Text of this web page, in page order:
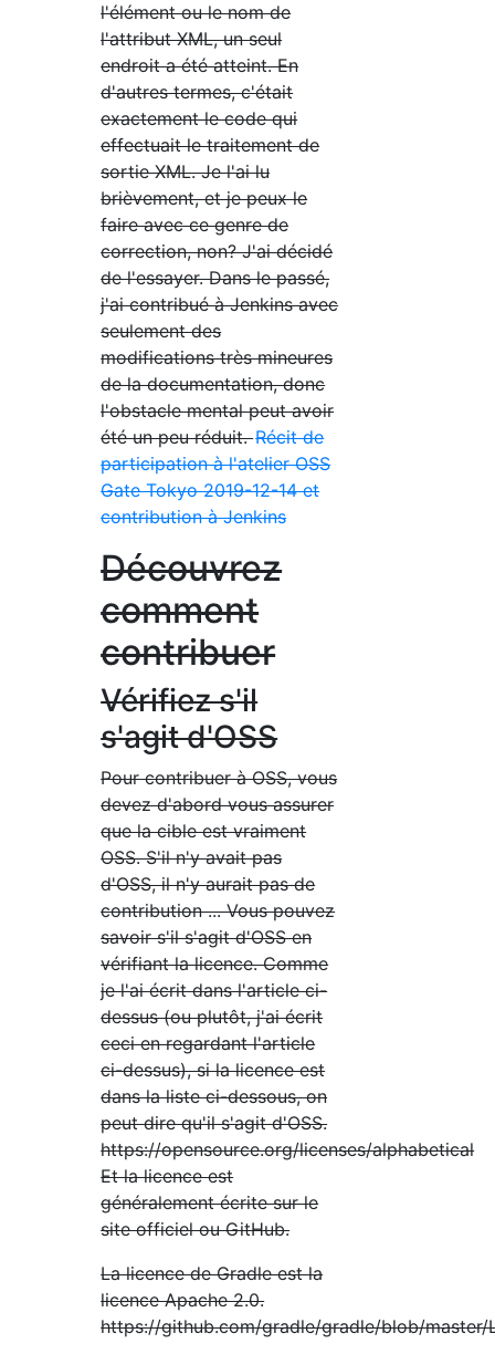
l'élément ou le nom de
l'attribut XML, un seul
endroit a été atteint. En
d'autres termes, c'était
exactement le code qui
effectuait le traitement de
sortie XML. Je l'ai lu
brièvement, et je peux le
faire avec ce genre de
correction, non? J'ai décidé
de l'essayer. Dans le passé,
j'ai contribué à Jenkins avec
seulement des
modifications très mineures
de la documentation, donc
l'obstacle mental peut avoir
été un peu réduit.Récit de
participation à l'atelier OSS
Gate Tokyo 2019-12-14 et
contribution à Jenkins
Découvrez
comment
contribuer
Vérifiez s'il
s'agit d'OSS
Pour contribuer à OSS, vous
devez d'abord vous assurer
que la cible est vraiment
OSS. S'il n'y avait pas
d'OSS, il n'y aurait pas de
contribution ... Vous pouvez
savoir s'il s'agit d'OSS en
vérifiant la licence. Comme
je l'ai écrit dans l'article ci-
dessus (ou plutôt, j'ai écrit
ceci en regardant l'article
ci-dessus), si la licence est
dans la liste ci-dessous, on
peut dire qu'il s'agit d'OSS.
https://opensource.org/licenses/alphabetical
Et la licence est
généralement écrite sur le
site officiel ou GitHub.
La licence de Gradle est la
licence Apache 2.0.
https://github.com/gradle/gradle/blob/master/